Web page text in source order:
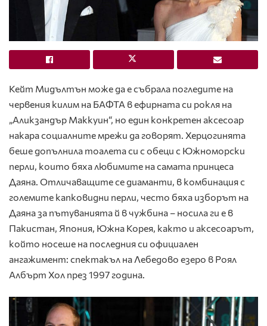
Кейт Мидълтън може да е събрала погледите на
червения килим на БАФТА в ефирната си рокля на
„Аликзандър Маккуин“, но един конкретен аксесоар
накара социалните мрежи да говорят. Херцогинята
беше допълнила тоалета си с обеци с Южноморски
перли, които бяха любимите на самата принцеса
Даяна. Отличаващите се диаманти, в комбинация с
големите капковидни перли, често бяха изборът на
Даяна за пътуванията й в чужбина – носила ги е в
Пакистан, Япония, Южна Корея, както и аксесоарът,
който носеше на последния си официален
ангажимент: спектакъл на Лебедово езеро в Роял
Албърт Хол през 1997 година.